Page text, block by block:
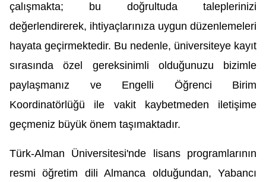
çalışmakta; bu doğrultuda taleplerinizi
değerlendirerek, ihtiyaçlarınıza uygun düzenlemeleri
hayata geçirmektedir. Bu nedenle, üniversiteye kayıt
sırasında özel gereksinimli olduğunuzu bizimle
paylaşmanız ve Engelli Öğrenci Birim
Koordinatörlüğü ile vakit kaybetmeden iletişime
geçmeniz büyük önem taşımaktadır.
Türk-Alman Üniversitesi'nde lisans programlarının
resmi öğretim dili Almanca olduğundan, Yabancı